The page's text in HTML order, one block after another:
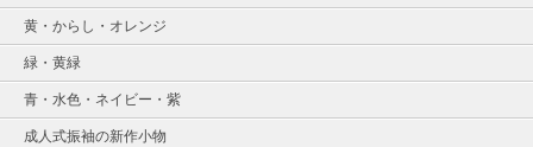
黄・からし・オレンジ
緑・黄緑
青・水色・ネイビー・紫
成人式振袖の新作小物